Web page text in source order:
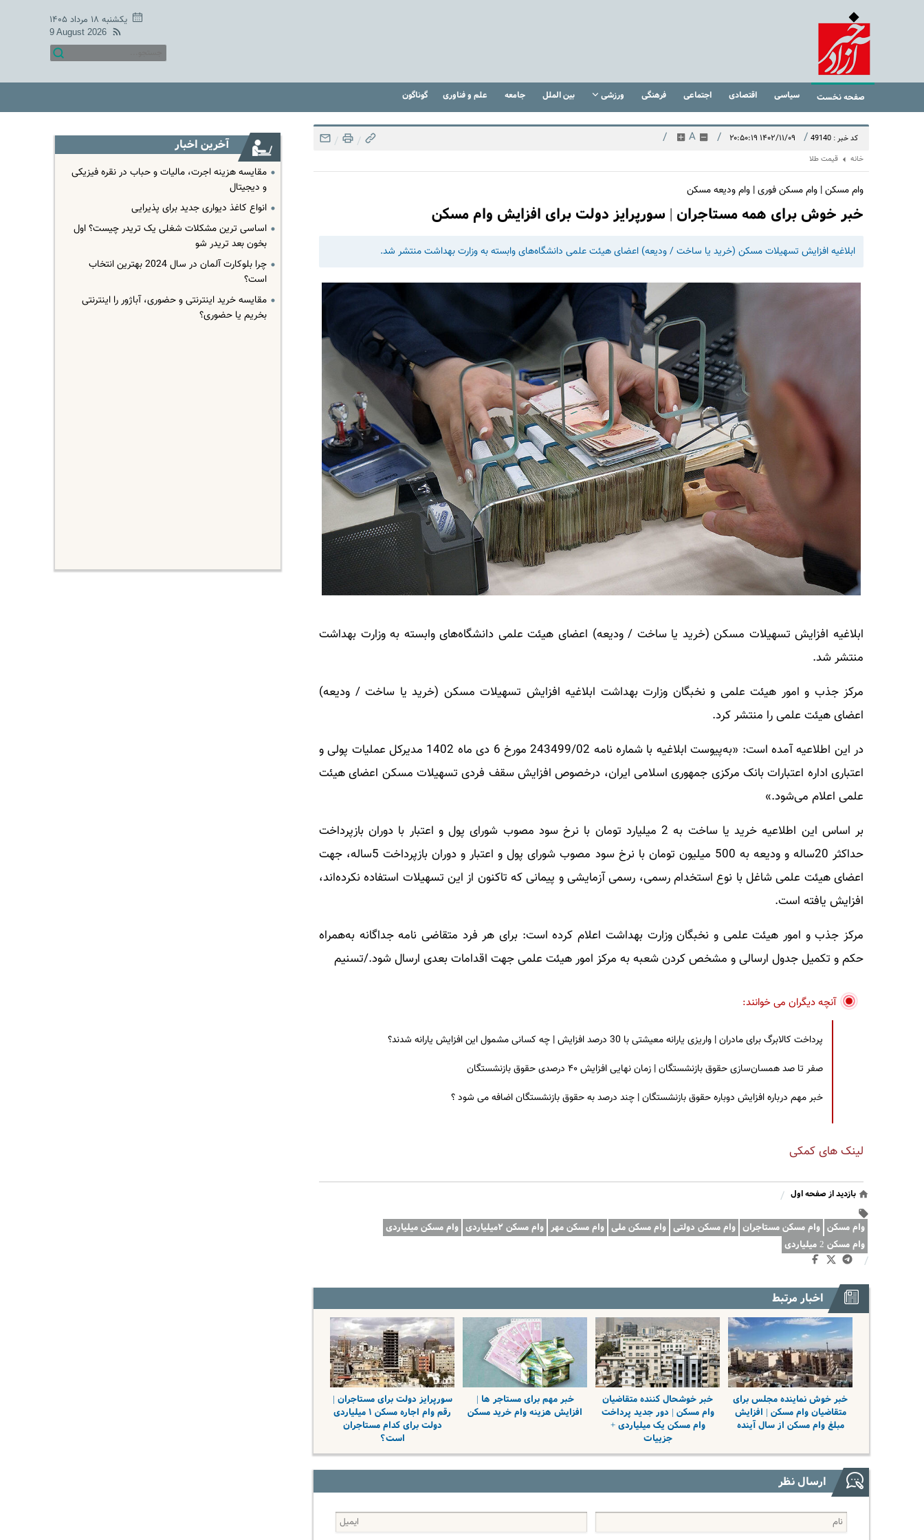
یکشنبه ۱۸ مرداد ۱۴۰۵
9 August 2026
صفحه نخست سیاسی اقتصادی اجتماعی فرهنگی ورزشی بین الملل جامعه علم و فناوری گوناگون
کد خبر : 49140 / ۱۴۰۲/۱۱/۰۹ ۲۰:۵۰:۱۹ /
A
/
/
/
خانه قیمت طلا
وام مسکن | وام مسکن فوری | وام ودیعه مسکن
خبر خوش برای همه مستاجران | سورپرایز دولت برای افزایش وام مسکن
ابلاغیه افزایش تسهیلات مسکن (خرید یا ساخت / ودیعه) اعضای هیئت علمی دانشگاه‌های وابسته به وزارت بهداشت منتشر شد.
ابلاغیه افزایش تسهیلات مسکن (خرید یا ساخت / ودیعه) اعضای هیئت علمی دانشگاه‌های وابسته به وزارت بهداشت
منتشر شد.
مرکز جذب و امور هیئت علمی و نخبگان وزارت بهداشت ابلاغیه افزایش تسهیلات مسکن (خرید یا ساخت / ودیعه)
اعضای هیئت علمی را منتشر کرد.
در این اطلاعیه آمده است: «به‌پیوست ابلاغیه با شماره نامه 243499/02 مورخ 6 دی ماه 1402 مدیرکل عملیات پولی و
اعتباری اداره اعتبارات بانک مرکزی جمهوری اسلامی ایران، درخصوص افزایش سقف فردی تسهیلات مسکن اعضای هیئت
علمی اعلام می‌شود.»
بر اساس این اطلاعیه خرید یا ساخت به 2 میلیارد تومان با نرخ سود مصوب شورای پول و اعتبار با دوران بازپرداخت
حداکثر 20ساله و ودیعه به 500 میلیون تومان با نرخ سود مصوب شورای پول و اعتبار و دوران بازپرداخت 5ساله، جهت
اعضای هیئت علمی شاغل با نوع استخدام رسمی، رسمی آزمایشی و پیمانی که تاکنون از این تسهیلات استفاده نکرده‌اند،
افزایش یافته است.
مرکز جذب و امور هیئت علمی و نخبگان وزارت بهداشت اعلام کرده است: برای هر فرد متقاضی نامه جداگانه به‌همراه
حکم و تکمیل جدول ارسالی و مشخص کردن شعبه به مرکز امور هیئت علمی جهت اقدامات بعدی ارسال شود./تسنیم
آنچه دیگران می خوانند:
پرداخت کالابرگ برای مادران | واریزی یارانه معیشتی با 30 درصد افزایش | چه کسانی مشمول این افزایش یارانه شدند؟
صفر تا صد همسان‌سازی حقوق بازنشستگان | زمان نهایی افزایش ۴۰ درصدی حقوق بازنشستگان
خبر مهم درباره افزایش دوباره حقوق بازنشستگان | چند درصد به حقوق بازنشستگان اضافه می شود ؟
لینک های کمکی
بازدید از صفحه اول /
وام مسکن وام مسکن مستاجران وام مسکن دولتی وام مسکن ملی وام مسکن مهر وام مسکن ۲میلیاردی
وام مسکن میلیاردی
وام مسکن 2 میلیاردی
/
اخبار مرتبط
خبر خوش نماینده مجلس برای
متقاضیان وام مسکن | افزایش
مبلغ وام مسکن از سال آینده
خبر خوشحال کننده متقاضیان
وام مسکن | دور جدید پرداخت
وام مسکن یک میلیاردی +
جزییات
خبر مهم برای مستاجر ها |
افزایش هزینه وام خرید مسکن
سورپرایز دولت برای مستاجران |
رقم وام اجاره مسکن ۱ میلیاردی
دولت برای کدام مستاجران
است؟
ارسال نظر
آخرین اخبار
مقایسه هزینه اجرت، مالیات و حباب در نقره فیزیکی
و دیجیتال
انواع کاغذ دیواری جدید برای پذیرایی
اساسی ترین مشکلات شغلی یک تریدر چیست؟ اول
بخون بعد تریدر شو
چرا بلوکارت آلمان در سال 2024 بهترین انتخاب
است؟
مقایسه خرید اینترنتی و حضوری، آباژور را اینترنتی
بخریم یا حضوری؟